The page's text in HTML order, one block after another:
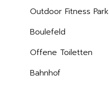
Outdoor Fitness Park
Boulefeld
Offene Toiletten
Bahnhof